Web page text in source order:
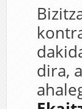
dira,